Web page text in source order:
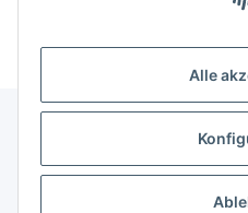
Alle
(Mindesttabnahmemenge 10 Stück je Länge
Informationen